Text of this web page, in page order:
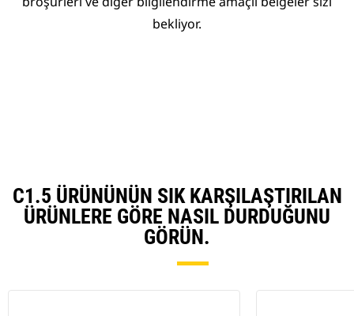
bekliyor.
C1.5 ÜRÜNÜNÜN SIK KARŞILAŞTIRILAN
ÜRÜNLERE GÖRE NASIL DURDUĞUNU
GÖRÜN.